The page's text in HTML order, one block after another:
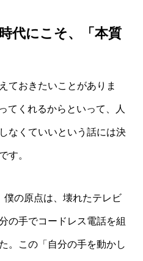
代にこそ、「本質
ておきたいことがありま
てくれるからといって、人
なくていいという話には決
す。
の原点は、壊れたテレビ
の手でコードレス電話を組
。この「自分の手を動かし